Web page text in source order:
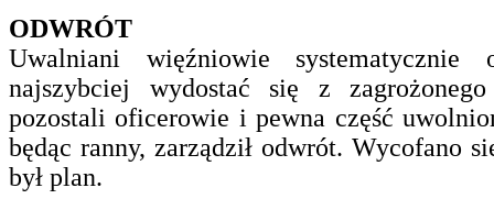
ODWRÓT
Uwalniani więźniowie
najszybciej wydostać się z
pozostali oficerowie i pewna część
będąc ranny, zarządził odwrót. Wycofano
był plan.